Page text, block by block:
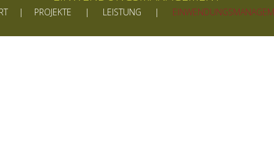
PROJEKTE LEISTUNG